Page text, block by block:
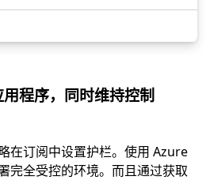
程序，同时维持控制
在订阅中设置护栏。使用 Azure
完全受控的环境。而且通过获取